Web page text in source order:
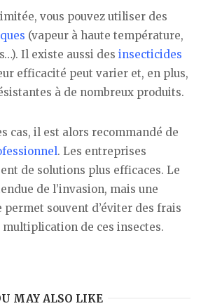
vous pouvez utiliser des
(vapeur à haute température,
Il existe aussi des insecticides
efficacité peut varier et, en plus,
à de nombreux produits.
cas, il est alors recommandé de
. Les entreprises
de solutions plus efficaces. Le
de l’invasion, mais une
souvent d’éviter des frais
de ces insectes.
MAY ALSO LIKE